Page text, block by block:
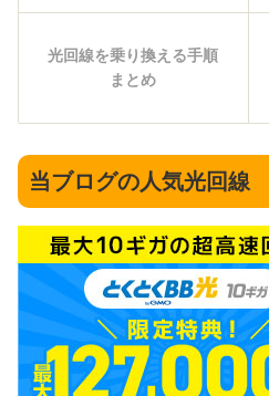
光回線を乗り換える手順
まとめ
当ブログの人気光回線